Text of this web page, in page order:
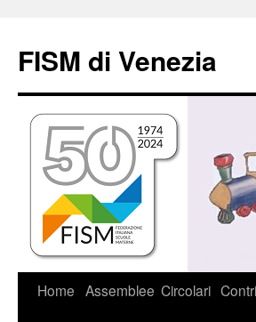
contenuto
FISM di Venezia
Home Assemblee Circolari